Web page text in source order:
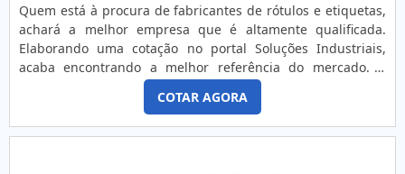
Quem está à procura de fabricantes de rótulos e etiquetas,
achará a melhor empresa que é altamente qualificada.
Elaborando uma cotação no portal Soluções Industriais,
acaba encontrando a melhor referência do mercado. A
Rótulos VK possui uma equipe unida, interessada e
empenhada em realizar todos os serviços
determinados.MAIS DETALHES IMPORTANTES SOBRE A
EMPRESAQuem precisa de fabricantes de rótulos e
COTAR AGORA